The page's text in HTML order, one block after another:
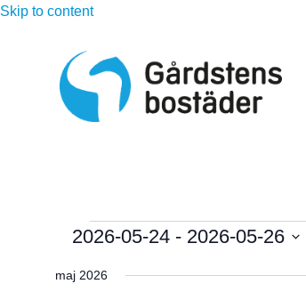
Skip to content
Evenemang
2026-05-24 - 2026-05-26
ä
maj 2026